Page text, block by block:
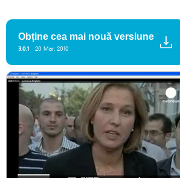
Obține cea mai nouă versiune
3.0.1 20 Mar. 2010